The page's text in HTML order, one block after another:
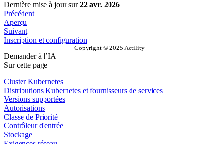
Dernière mise à joursur22 avr. 2026
Précédent
Aperçu
Suivant
Inscription et configuration
Copyright © 2025 Actility
Demander à l’IA
Sur cette page
Cluster Kubernetes
Distributions Kubernetes et fournisseurs de services
Versions supportées
Autorisations
Classe de Priorité
Contrôleur d'entrée
Stockage